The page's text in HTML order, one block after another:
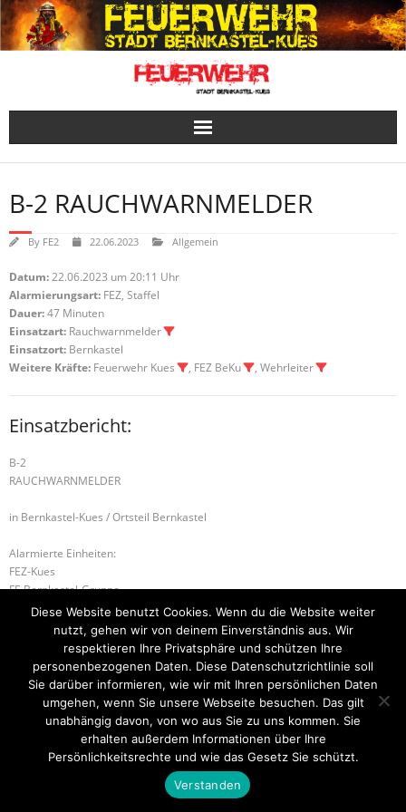
Skip
to
content
B-2 RAUCHWARNMELDER
By FE2 22.06.2023 Allgemein
Datum:22.06.2023 um 20:11 Uhr
Alarmierungsart: FEZ, Staffel
Dauer:47 Minuten
Einsatzart: Rauchwarnmelder
Einsatzort: Bernkastel
Weitere Kräfte: Feuerwehr Kues , FEZ BeKu , Wehrleiter
Einsatzbericht:
B-2
RAUCHWARNMELDER
in Bernkastel-Kues / Ortsteil Bernkastel
Alarmierte Einheiten:
FEZ-Kues
FF-Bernkastel-Gruppe
WL-Bernkastel-Kues
U-1 ABGEBROCHENER AST B-2 BRANDMELDEANLAGE
Startseite Einsätze Mitglied werden Über uns
Bilder
Kontakt
Theme byThink Up Themes Ltd. Powered byWordPress.
Diese Website benutzt Cookies. Wenn du die Website weiter
nutzt, gehen wir von deinem Einverständnis aus. Wir
respektieren Ihre Privatsphäre und schützen Ihre
personenbezogenen Daten. Diese Datenschutzrichtlinie soll
Sie darüber informieren, wie wir mit Ihren persönlichen Daten
umgehen, wenn Sie unsere Webseite besuchen. Das gilt
unabhängig davon, von wo aus Sie zu uns kommen. Sie
erhalten außerdem Informationen über Ihre
Persönlichkeitsrechte und wie das Gesetz Sie schützt.
Verstanden